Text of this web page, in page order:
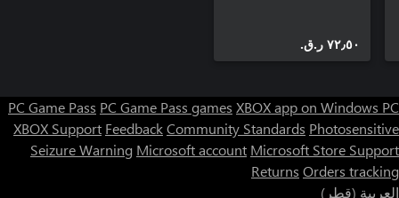
٧٢٫٥٠ ر.ق.‏
PC Game Pass PC Game Pass games XBOX app on Windows PC
XBOX Support FeedbackCommunity Standards Photosensitive
Seizure Warning Microsoft account Microsoft Store Support
Returns Orders tracking
العربية (قطر)